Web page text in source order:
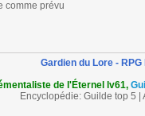
comme prévu
Gardien du Lore - RPG
de l'Éternel lv61,
Encyclopédie: Guilde top 5 |